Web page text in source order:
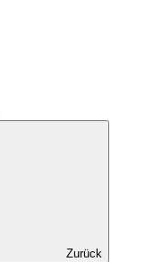
Zurück